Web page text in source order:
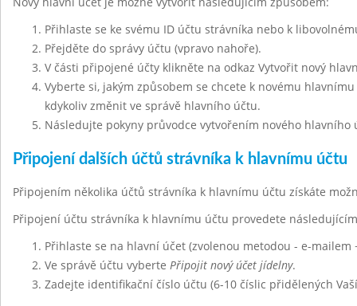
Přihlaste se ke svému ID účtu strávníka nebo k
Přejděte do správy účtu (vpravo nahoře).
V části připojené účty klikněte na odkaz Vytvořit nový
Vyberte si, jakým způsobem se chcete k novému
kdykoliv změnit ve správě hlavního účtu.
Následujte pokyny průvodce vytvořením nového hlavního
Připojení dalších účtů strávníka k hlavnímu účtu
Připojením několika účtů strávníka k hlavnímu účtu získáte
Připojení účtu strávníka k hlavnímu účtu provedete
Přihlaste se na hlavní účet (zvolenou metodou - e-mailem
Ve správě účtu vyberte Připojit nový účet jídelny.
Zadejte identifikační číslo účtu (6-10 číslic přidělených